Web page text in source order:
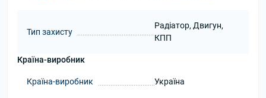
Тип захисту
Радіатор, Двигун,
КПП
Країна-виробник
Країна-виробник Україна